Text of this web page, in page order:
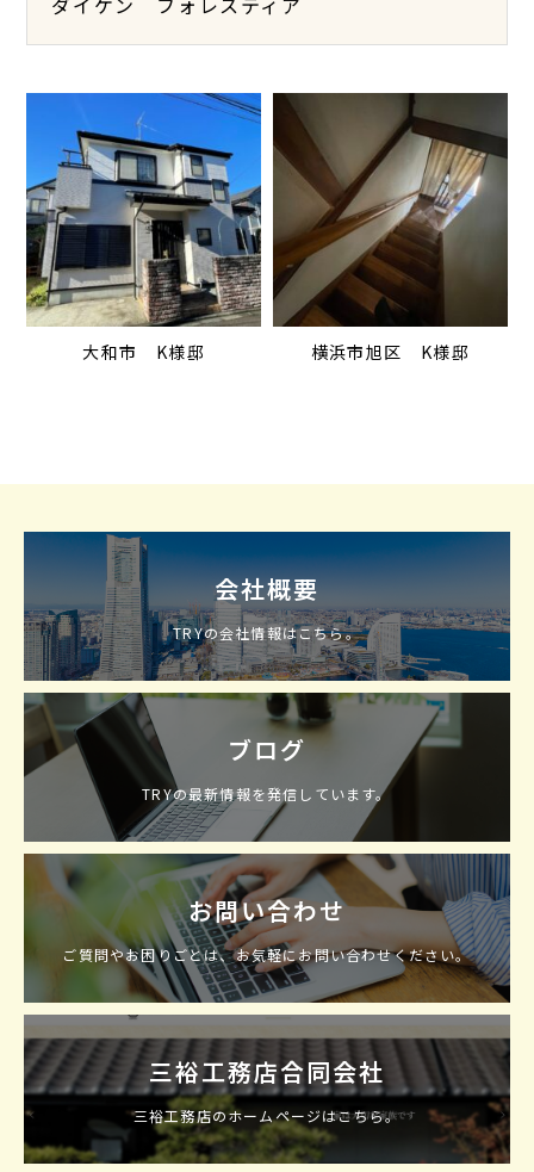
大和市 K様邸 横浜市旭区 K様邸
会社概要
TRYの会社情報はこちら。
ブログ
TRYの最新情報を発信しています。
お問い合わせ
ご質問やお困りごとは、お気軽にお問い合わせください。
三裕工務店合同会社
三裕工務店のホームページはこちら。